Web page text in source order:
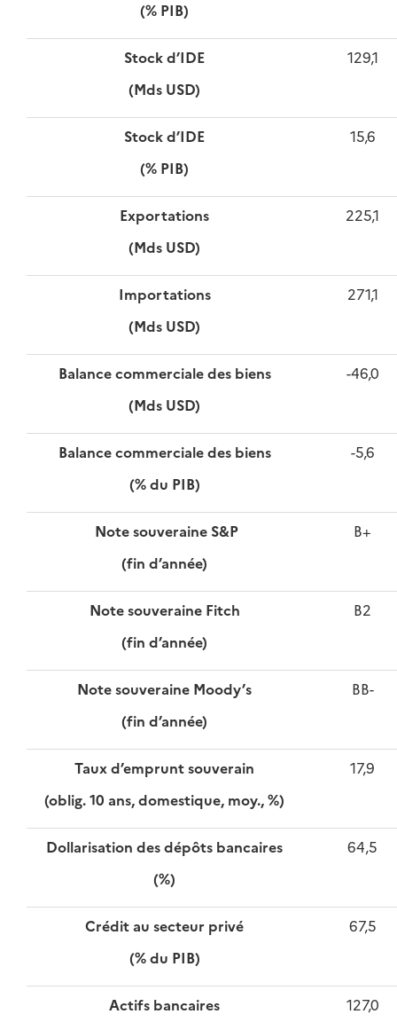
(% PIB)
Stock d’IDE
(Mds USD)
129,1
Stock d’IDE
(% PIB)
15,6
Exportations
(Mds USD)
225,1
Importations
(Mds USD)
271,1
Balance commerciale des biens
(Mds USD)
-46,0
Balance commerciale des biens
(% du PIB)
-5,6
Note souveraine S&P
(fin d’année)
B+
Note souveraine Fitch
(fin d’année)
B2
Note souveraine Moody’s
(fin d’année)
BB-
Taux d’emprunt souverain
(oblig. 10 ans, domestique, moy., %)
17,9
Dollarisation des dépôts bancaires
(%)
64,5
Crédit au secteur privé
(% du PIB)
67,5
Actifs bancaires
127,0